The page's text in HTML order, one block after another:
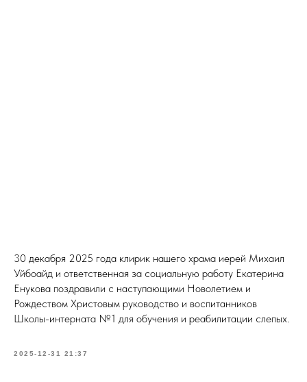
30 декабря 2025 года клирик нашего храма иерей Михаил
Уйбоайд и ответственная за социальную работу Екатерина
Енукова поздравили с наступающими Новолетием и
Рождеством Христовым руководство и воспитанников
Школы-интерната №1 для обучения и реабилитации слепых.
2025-12-31 21:37